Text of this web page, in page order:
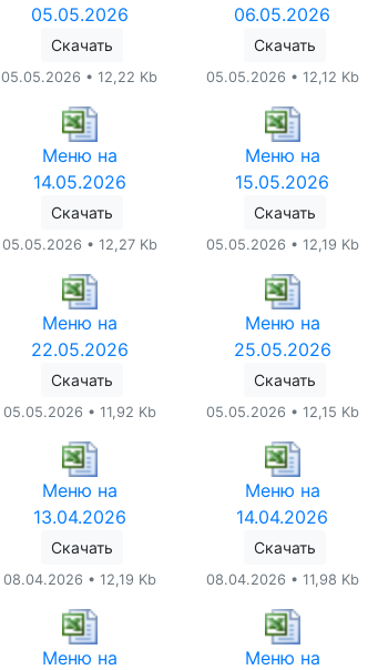
05.05.2026
Скачать
05.05.2026 • 12,22 Kb
06.05.2026
Скачать
05.05.2026 • 12,12 Kb
Меню на
14.05.2026
Скачать
05.05.2026 • 12,27 Kb
Меню на
15.05.2026
Скачать
05.05.2026 • 12,19 Kb
Меню на
22.05.2026
Скачать
05.05.2026 • 11,92 Kb
Меню на
25.05.2026
Скачать
05.05.2026 • 12,15 Kb
Меню на
13.04.2026
Скачать
08.04.2026 • 12,19 Kb
Меню на
14.04.2026
Скачать
08.04.2026 • 11,98 Kb
Меню на
Меню на